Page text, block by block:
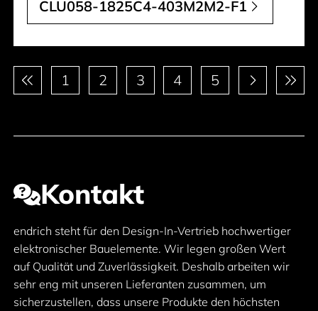
CLU058-1825C4-403M2M2-F1
Paginierung
1 2 3 4 5
Kontakt
endrich steht für den Design-In-Vertrieb hochwertiger
elektronischer Bauelemente. Wir legen großen Wert
auf Qualität und Zuverlässigkeit. Deshalb arbeiten wir
sehr eng mit unseren Lieferanten zusammen, um
sicherzustellen, dass unsere Produkte den höchsten